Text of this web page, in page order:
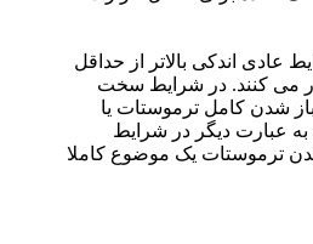
عادی اندکی بالاتر از حداقل
می کنند. در شرایط سخت
شدن کامل ترموستات یا
به عبارت دیگر در شرایط
ترموستات یک موضوع کاملا